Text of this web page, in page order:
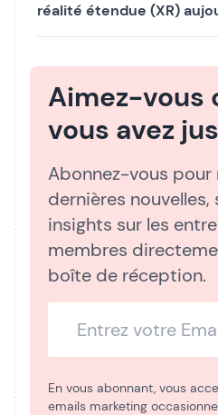
réalité étendue (XR)
Aimez-vous
vous avez
Abonnez-vous pour
dernières
insights sur les
membres
boîte de réception.
En vous abonnant, vous
emails marketing